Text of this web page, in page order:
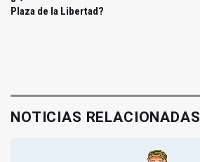
Plaza de la Libertad?
NOTICIAS RELACIONADAS